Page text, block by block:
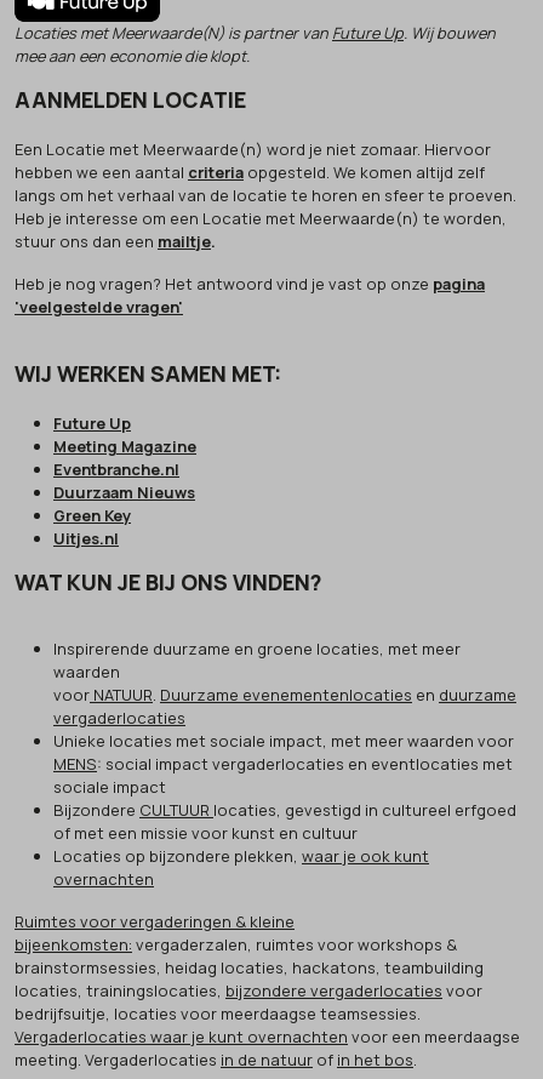
Locaties met Meerwaarde(N) is partner van Future Up. Wij bouwen
mee aan een economie die klopt.
AANMELDEN LOCATIE
Een Locatie met Meerwaarde(n) word je niet zomaar. Hiervoor
hebben we een aantal criteria opgesteld. We komen altijd zelf
langs om het verhaal van de locatie te horen en sfeer te proeven.
Heb je interesse om een Locatie met Meerwaarde(n) te worden,
stuur ons dan een mailtje.
Heb je nog vragen? Het antwoord vind je vast op onze pagina
'veelgestelde vragen'
WIJ WERKEN SAMEN MET:
Future Up
Meeting Magazine
Eventbranche.nl
Duurzaam Nieuws
Green Key
Uitjes.nl
WAT KUN JE BIJ ONS VINDEN?
Inspirerende duurzame en groene locaties, met meer
waarden
voor NATUUR. Duurzame evenementenlocaties en duurzame
vergaderlocaties
Unieke locaties met sociale impact, met meer waarden voor
MENS: social impact vergaderlocaties en eventlocaties met
sociale impact
Bijzondere CULTUUR locaties, gevestigd in cultureel erfgoed
of met een missie voor kunst en cultuur
Locaties op bijzondere plekken, waar je ook kunt
overnachten
Ruimtes voor vergaderingen & kleine
bijeenkomsten: vergaderzalen, ruimtes voor workshops &
brainstormsessies, heidag locaties, hackatons, teambuilding
locaties, trainingslocaties, bijzondere vergaderlocaties voor
bedrijfsuitje, locaties voor meerdaagse teamsessies.
Vergaderlocaties waar je kunt overnachten voor een meerdaagse
meeting. Vergaderlocaties in de natuur of in het bos.